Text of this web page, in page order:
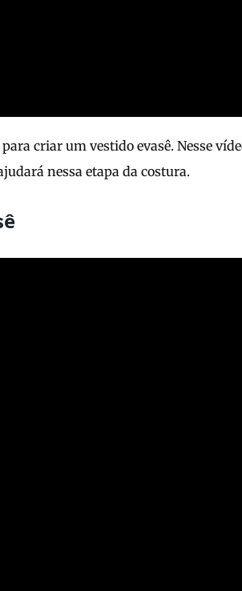
criar um vestido evasê. Nesse
nessa etapa da costura.